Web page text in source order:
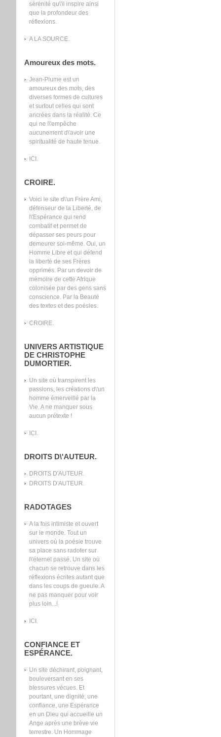
sérénité qu\'il inspire ainsi
que la profondeur des
réflexions.
A LA SOURCE.
Amoureux des mots.
Jean-Plume est un
amoureux des mots, des
diverses formes de cultures
et surtout celles qui sont
ancrées dans la réalité. Ce
qui ne l\'empêche
aucunement d\'avoir une
spiritualité de haute tenue.
ICI.
CROIRE.
Voici le site d\'un Frère Ami,
défenseur de la Liberté, de
l\'Espérance qui rend
combatif et permet de
dépasser ses peurs pour
demeurer soi-même. Oui, un
Homme Libre et qui défend
la liberté de ses Frères
opprimés. Par un devoir de
mémoire de cette Afrique
colonisée par des gens sans
conscience. Par la Beauté
des textes et des poésies.
CROIRE.
UNIVERS ARTISTIQUE
DE CHRISTOPHE
DUMORTIER.
Un site où transpirent les
passions, les créations d\'un
homme émerveillé par la
Vie. A ne manquer sous
aucun prétexte !
ICI.
DROITS D\'AUTEUR.
DROITS D'AUTEUR.
DROITS D'AUTEUR.
RADOTAGES
A la fois intimiste et ouvert
sur le monde. Tout un
univers où la poésie trouve
sa place sans radoter sur
l\'éternel passé. Un site où
chacun se retrouve dans les
réflexions écrites autant que
dans les coups de gueule. A
ne pas manquer pour voir
plus loin...!
ICI.
CONFIANCE ET
ESPÉRANCE.
Un site déchirant, poignant,
bouleversant en ses
blessures vécues. Et
pourtant, une dignité, une
confiance, une Espérance
en un Dieu qui accueille un
Ange après une brève vie
terrestre. Un Hommage